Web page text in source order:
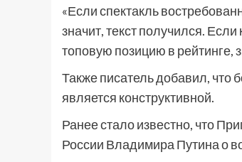
«Если спектакль
значит, текст получился.
топовую позицию в рейтинге,
Также писатель добавил, что
является конструктивной.
Ранее стало известно, что
России Владимира Путина о